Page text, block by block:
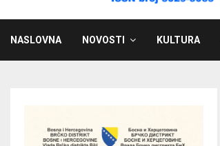
NASLOVNA NOVOSTI KULTURA